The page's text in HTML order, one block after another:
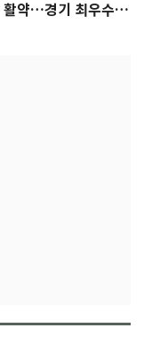
활약…경기 최우수선